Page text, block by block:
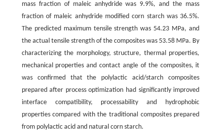
mass fraction of maleic anhydride was 9.9%, and the mass
fraction of maleic anhydride modified corn starch was 36.5%.
The predicted maximum tensile strength was 54.23 MPa, and
the actual tensile strength of the composites was 53.58 MPa. By
characterizing the morphology, structure, thermal properties,
mechanical properties and contact angle of the composites, it
was confirmed that the polylactic acid/starch composites
prepared after process optimization had significantly improved
interface compatibility, processability and hydrophobic
properties compared with the traditional composites prepared
from polylactic acid and natural corn starch.